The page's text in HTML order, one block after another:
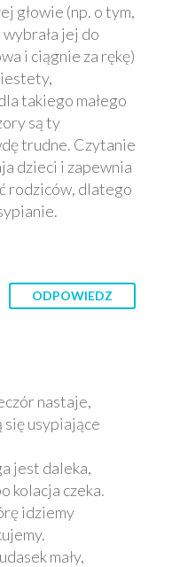
głowie (np. o tym,
jej do
i ciągnie za rękę)
takiego małego
są ty
trudne. Czytanie
dzieci i zapewnia
rodziców, dlatego
ODPOWIEDZ
nastaje,
się usypiające
jest daleka,
kolacja czeka.
idziemy
mały,